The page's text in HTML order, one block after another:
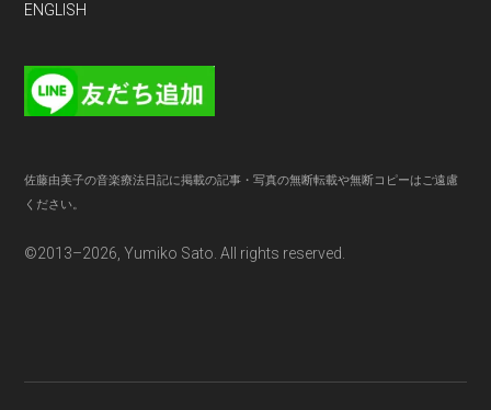
ENGLISH
佐藤由美子の音楽療法日記に掲載の記事・写真の無断転載や無断コピーはご遠慮
ください。
©2013–2026, Yumiko Sato. All rights reserved.